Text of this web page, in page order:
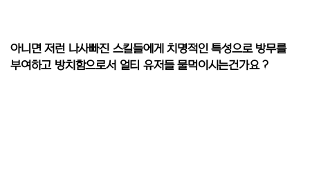
아니면 저런 나사빠진 스킬들에게 치명적인 특성으로 방무를
부여하고 방치함으로서 얼티 유저들 물먹이시는건가요 ?